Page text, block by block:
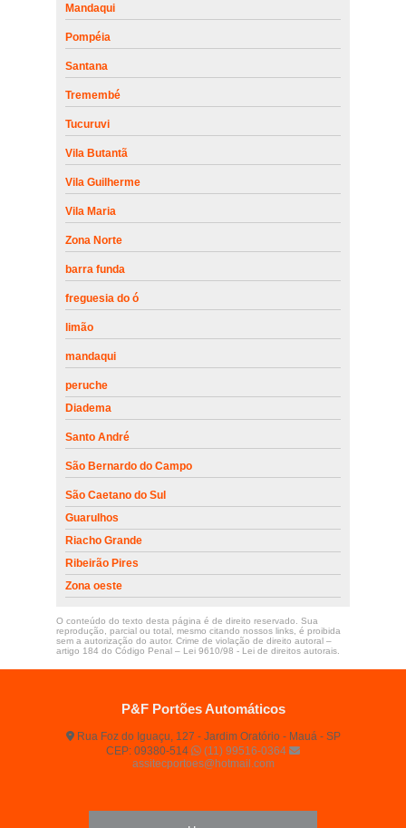
Mandaqui
Pompéia
Santana
Tremembé
Tucuruvi
Vila Butantã
Vila Guilherme
Vila Maria
Zona Norte
barra funda
freguesia do ó
limão
mandaqui
peruche
Diadema
Santo André
São Bernardo do Campo
São Caetano do Sul
Guarulhos
Riacho Grande
Ribeirão Pires
Zona oeste
O conteúdo do texto desta página é de direito reservado. Sua
reprodução, parcial ou total, mesmo citando nossos links, é proibida
sem a autorização do autor. Crime de violação de direito autoral –
artigo 184 do Código Penal – Lei 9610/98 - Lei de direitos autorais.
P&F Portões Automáticos
Rua Foz do Iguaçu, 127 - Jardim Oratório - Mauá - SP
CEP: 09380-514
(11) 99516-0364
assitecportoes@hotmail.com